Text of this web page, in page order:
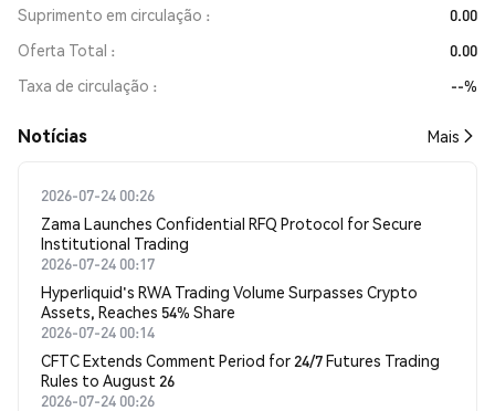
Suprimento em circulação
0.00
Oferta Total
0.00
Taxa de circulação
--%
​​Notícias​​ Mais
2026-07-24 00:26
Zama Launches Confidential RFQ Protocol for Secure
Institutional Trading
2026-07-24 00:17
Hyperliquid's RWA Trading Volume Surpasses Crypto
Assets, Reaches 54% Share
2026-07-24 00:14
CFTC Extends Comment Period for 24/7 Futures Trading
Rules to August 26
2026-07-24 00:26